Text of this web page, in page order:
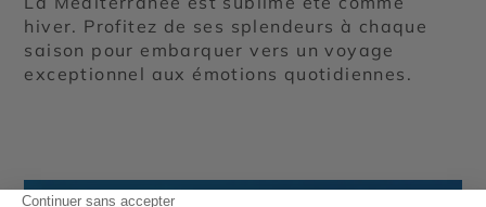
hiver. Profitez de ses splendeurs à chaque
saison pour embarquer vers un voyage
exceptionnel aux émotions quotidiennes.